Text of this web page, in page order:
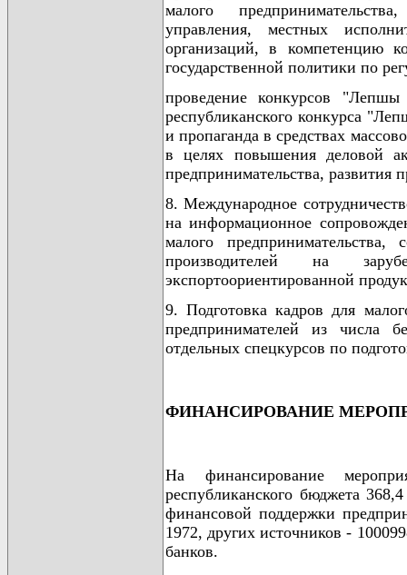
малого
управления, местных
организаций, в компетенцию
государственной политики по
проведение конкурсов
республиканского конкурса
и пропаганда в средствах
в целях повышения деловой
предпринимательства, развития
8. Международное
на информационное
малого предпринимательства,
производителей на
экспортоориентированной
9. Подготовка кадров для
предпринимателей из числа
отдельных спецкурсов по
ФИНАНСИРОВАНИЕ
На финансирование
республиканского бюджета
финансовой поддержки
1972, других источников -
банков.